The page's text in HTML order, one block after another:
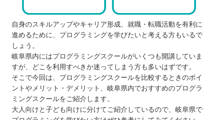
自身のスキルアップやキャリア形成、就職・転職活動を有利に
進めるために、プログラミングを学びたいと考える方もいるで
しょう。
岐阜県内にはプログラミングスクールがいくつも開講していま
すが、どこを利用すべきか迷ってしまう方も多いはずです。
そこで今回は、プログラミングスクールを比較するときのポイ
ントやメリット・デメリット、岐阜県内でおすすめのプログラ
ミングスクールをご紹介します。
大人向けと子ども向けに分けてご紹介しているので、岐阜県で